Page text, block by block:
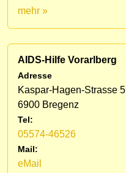
mehr »
AIDS-Hilfe Vorarlberg
Adresse
Kaspar-Hagen-Strasse 5
6900 Bregenz
Tel:
05574-46526
Mail:
eMail